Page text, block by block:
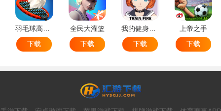
下载
全民大灌篮
下载
下载
上帝之手
下载